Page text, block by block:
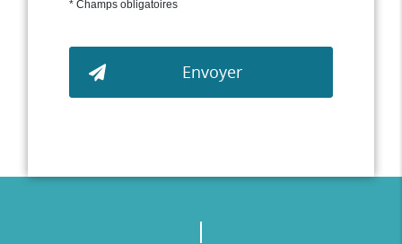
*Champs obligatoires